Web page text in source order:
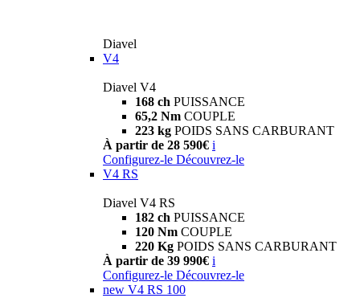
Diavel
V4
Diavel V4
168 ch PUISSANCE
65,2 Nm COUPLE
223 kg POIDS SANS CARBURANT
À partir de 28 590€ i
Configurez-le Découvrez-le
V4 RS
Diavel V4 RS
182 ch PUISSANCE
120 Nm COUPLE
220 Kg POIDS SANS CARBURANT
À partir de 39 990€ i
Configurez-le Découvrez-le
new V4 RS 100